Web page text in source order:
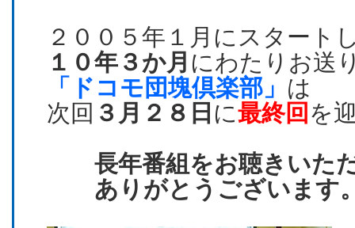
２００５年１月にスタート
１０年３か月 にわたりお送
「ドコモ団塊倶楽部」 は
次回 ３月２８日 に最終回 を
長年番組をお聴きいた
ありがとうございます